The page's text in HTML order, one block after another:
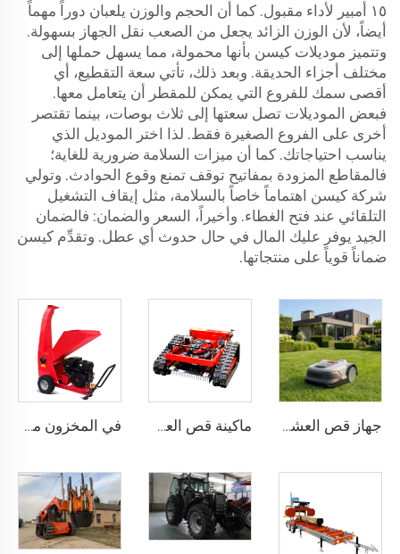
١٥ أمبير لأداء مقبول. كما أن الحجم والوزن يلعبان دوراً مهماً
أيضاً، لأن الوزن الزائد يجعل من الصعب نقل الجهاز بسهولة.
وتتميز موديلات كيسن بأنها محمولة، مما يسهل حملها إلى
مختلف أجزاء الحديقة. وبعد ذلك، تأتي سعة التقطيع، أي
أقصى سمك للفروع التي يمكن للمقطر أن يتعامل معها.
فبعض الموديلات تصل سعتها إلى ثلاث بوصات، بينما تقتصر
أخرى على الفروع الصغيرة فقط. لذا اختر الموديل الذي
يناسب احتياجاتك. كما أن ميزات السلامة ضرورية للغاية؛
فالمقاطع المزودة بمفاتيح توقف تمنع وقوع الحوادث. وتولي
شركة كيسن اهتماماً خاصاً بالسلامة، مثل إيقاف التشغيل
التلقائي عند فتح الغطاء. وأخيراً، السعر والضمان: فالضمان
الجيد يوفر عليك المال في حال حدوث أي عطل. وتقدِّم كيسن
ضماناً قوياً على منتجاتها.
جهاز قص العشب عن بُعد صناعي لاسلكي من كيسين مزوَّد ببطارية، بعرض قص ١٠٠٠ مم، مزود بعجلات، ذاتي التحرك، ومناسب لجميع أنواع التضاريس ماكينة قص العشب عن بعد تعمل بالديزل/الكهرباء/البنزين ذات المبيعات الجيدة ماكينة قص العشب المصغرة الروبوتية في المخزون محطم الأخشاب بدء كهربائي بالبنزين سعة 100 مم قوة 15 حصان آلة تكسير الخشب